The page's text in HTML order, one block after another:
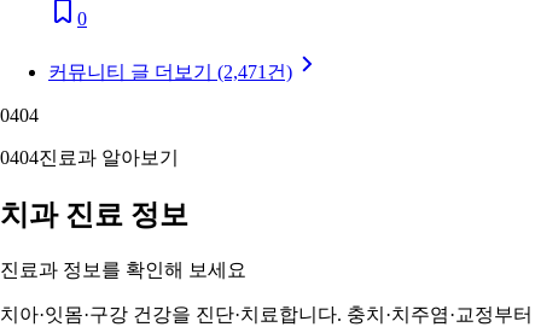
0
커뮤니티 글 더보기 (2,471건)
0404
0404진료과 알아보기
치과 진료 정보
진료과 정보를 확인해 보세요
치아·잇몸·구강 건강을 진단·치료합니다. 충치·치주염·교정부터